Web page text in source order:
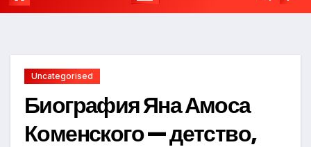
Uncategorised
Биография Яна Амоса
Коменского — детство,